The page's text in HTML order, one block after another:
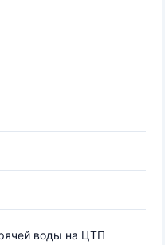
воды на ЦТП